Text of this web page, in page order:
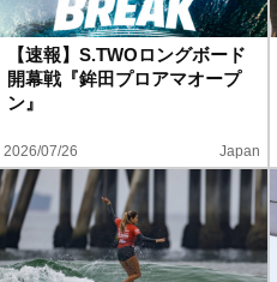
【速報】S.TWOロングボード
開幕戦『鉾田プロアマオープ
ン』
2026/07/26 Japan